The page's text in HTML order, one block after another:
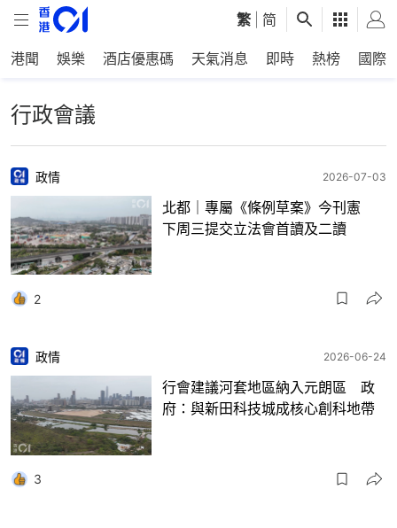
繁 简
港聞 娛樂 酒店優惠碼 天氣消息 即時 熱榜 國際
行政會議
政情 2026-07-03
北都｜專屬《條例草案》今刊憲
下周三提交立法會首讀及二讀
2
政情 2026-06-24
行會建議河套地區納入元朗區 政
府：與新田科技城成核心創科地帶
3